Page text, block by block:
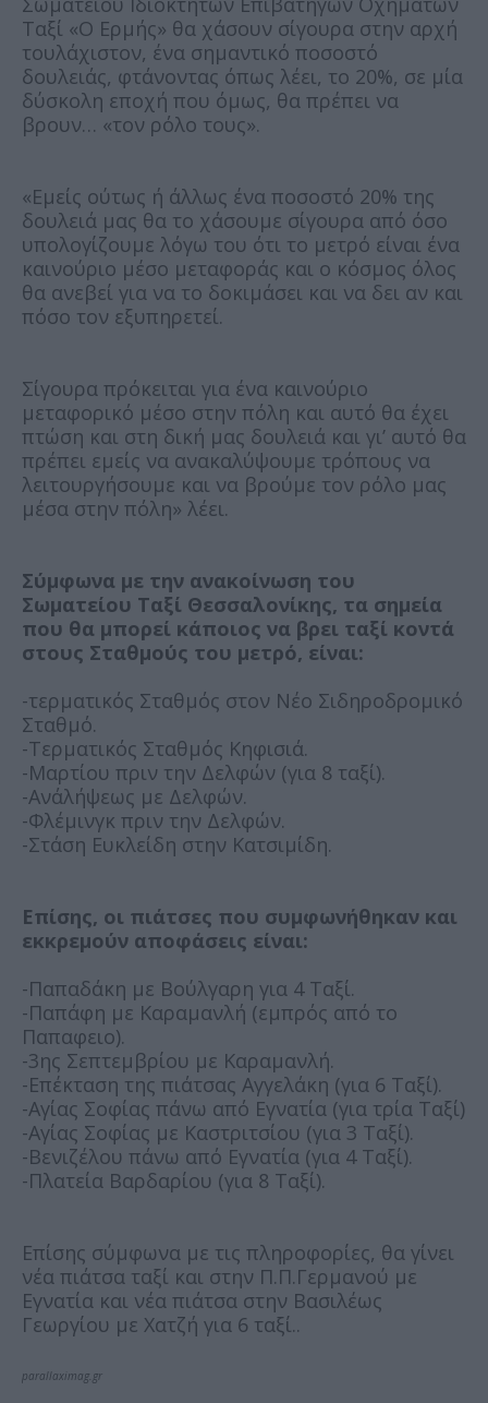
Ταξί «Ο Ερμής» θα χάσουν σίγουρα στην αρχή
τουλάχιστον, ένα σημαντικό ποσοστό
δουλειάς, φτάνοντας όπως λέει, το 20%, σε μία
δύσκολη εποχή που όμως, θα πρέπει να
βρουν… «τον ρόλο τους».
«Εμείς ούτως ή άλλως ένα ποσοστό 20% της
δουλειά μας θα το χάσουμε σίγουρα από όσο
υπολογίζουμε λόγω του ότι το μετρό είναι ένα
καινούριο μέσο μεταφοράς και ο κόσμος όλος
θα ανεβεί για να το δοκιμάσει και να δει αν και
πόσο τον εξυπηρετεί.
Σίγουρα πρόκειται για ένα καινούριο
μεταφορικό μέσο στην πόλη και αυτό θα έχει
πτώση και στη δική μας δουλειά και γι’ αυτό θα
πρέπει εμείς να ανακαλύψουμε τρόπους να
λειτουργήσουμε και να βρούμε τον ρόλο μας
μέσα στην πόλη» λέει.
Σύμφωνα με την ανακοίνωση του
Σωματείου Ταξί Θεσσαλονίκης, τα σημεία
που θα μπορεί κάποιος να βρει ταξί κοντά
στους Σταθμούς του μετρό, είναι:
-τερματικός Σταθμός στον Νέο Σιδηροδρομικό
Σταθμό.
-Τερματικός Σταθμός Κηφισιά.
-Μαρτίου πριν την Δελφών (για 8 ταξί).
-Ανάλήψεως με Δελφών.
-Φλέμινγκ πριν την Δελφών.
-Στάση Ευκλείδη στην Κατσιμίδη.
Επίσης, οι πιάτσες που συμφωνήθηκαν και
εκκρεμούν αποφάσεις είναι:
-Παπαδάκη με Βούλγαρη για 4 Ταξί.
-Παπάφη με Καραμανλή (εμπρός από το
Παπαφειο).
-3ης Σεπτεμβρίου με Καραμανλή.
-Επέκταση της πιάτσας Αγγελάκη (για 6 Ταξί).
-Αγίας Σοφίας πάνω από Εγνατία (για τρία Ταξί)
-Αγίας Σοφίας με Καστριτσίου (για 3 Ταξί).
-Βενιζέλου πάνω από Εγνατία (για 4 Ταξί).
-Πλατεία Βαρδαρίου (για 8 Ταξί).
Επίσης σύμφωνα με τις πληροφορίες, θα γίνει
νέα πιάτσα ταξί και στην Π.Π.Γερμανού με
Εγνατία και νέα πιάτσα στην Βασιλέως
Γεωργίου με Χατζή για 6 ταξί..
parallaximag.gr